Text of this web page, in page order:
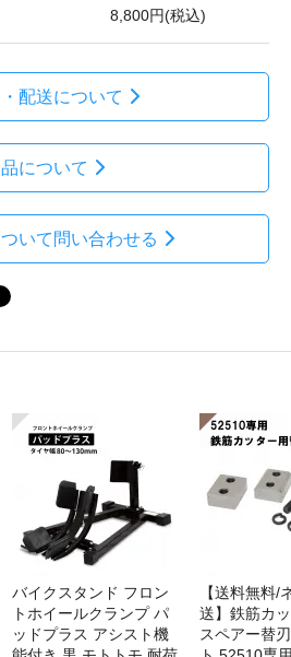
8,800円(税込)
配送について
について
いて問い合わせる
バイクスタンド フロン
トホイールクランプ パ
ッドプラス アシスト機
【送料無料/
送】鉄筋カ
スペアー替